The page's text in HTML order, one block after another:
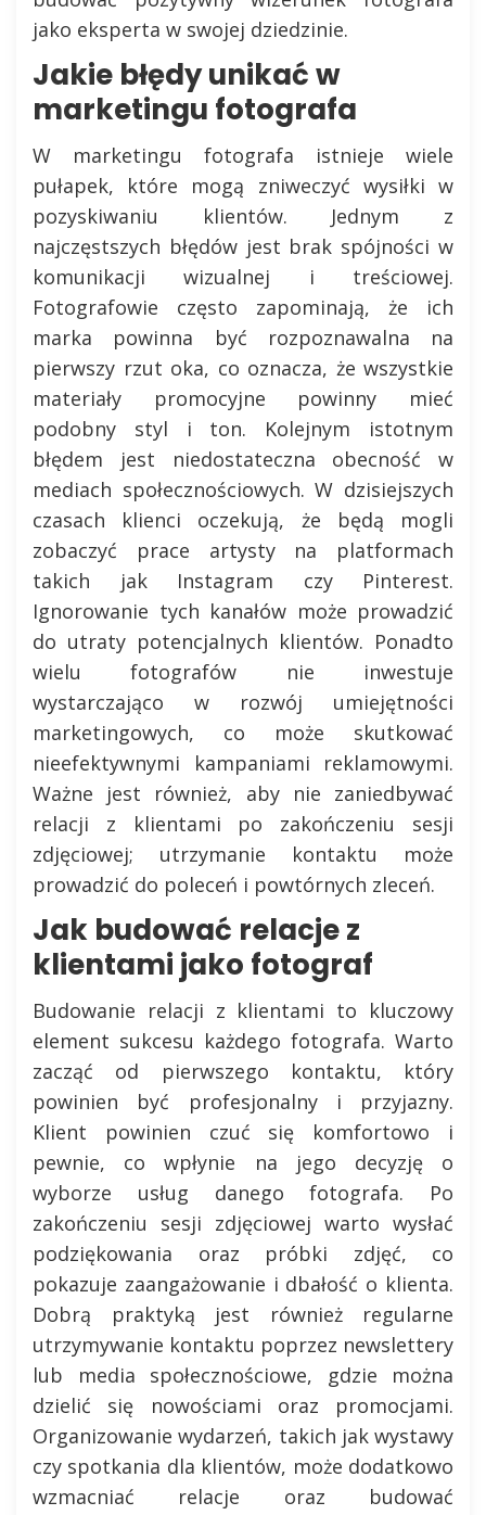
jako eksperta w swojej dziedzinie.
Jakie błędy unikać w
marketingu fotografa
W marketingu fotografa istnieje wiele
pułapek, które mogą zniweczyć wysiłki w
pozyskiwaniu klientów. Jednym z
najczęstszych błędów jest brak spójności w
komunikacji wizualnej i treściowej.
Fotografowie często zapominają, że ich
marka powinna być rozpoznawalna na
pierwszy rzut oka, co oznacza, że wszystkie
materiały promocyjne powinny mieć
podobny styl i ton. Kolejnym istotnym
błędem jest niedostateczna obecność w
mediach społecznościowych. W dzisiejszych
czasach klienci oczekują, że będą mogli
zobaczyć prace artysty na platformach
takich jak Instagram czy Pinterest.
Ignorowanie tych kanałów może prowadzić
do utraty potencjalnych klientów. Ponadto
wielu fotografów nie inwestuje
wystarczająco w rozwój umiejętności
marketingowych, co może skutkować
nieefektywnymi kampaniami reklamowymi.
Ważne jest również, aby nie zaniedbywać
relacji z klientami po zakończeniu sesji
zdjęciowej; utrzymanie kontaktu może
prowadzić do poleceń i powtórnych zleceń.
Jak budować relacje z
klientami jako fotograf
Budowanie relacji z klientami to kluczowy
element sukcesu każdego fotografa. Warto
zacząć od pierwszego kontaktu, który
powinien być profesjonalny i przyjazny.
Klient powinien czuć się komfortowo i
pewnie, co wpłynie na jego decyzję o
wyborze usług danego fotografa. Po
zakończeniu sesji zdjęciowej warto wysłać
podziękowania oraz próbki zdjęć, co
pokazuje zaangażowanie i dbałość o klienta.
Dobrą praktyką jest również regularne
utrzymywanie kontaktu poprzez newslettery
lub media społecznościowe, gdzie można
dzielić się nowościami oraz promocjami.
Organizowanie wydarzeń, takich jak wystawy
czy spotkania dla klientów, może dodatkowo
wzmacniać relacje oraz budować